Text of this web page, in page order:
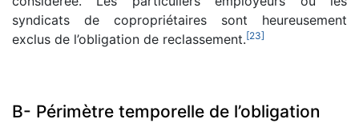
syndicats de copropriétaires sont heureusement
exclus de l’obligation de reclassement.[23]
B- Périmètre temporelle de l’obligation